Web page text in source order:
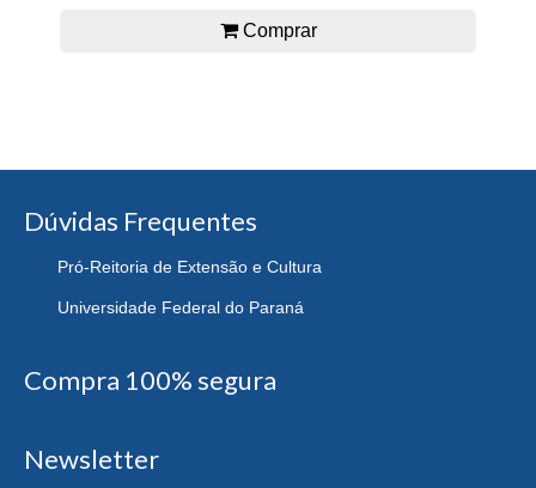
Comprar
Dúvidas Frequentes
Pró-Reitoria de Extensão e Cultura
Universidade Federal do Paraná
Compra 100% segura
Newsletter